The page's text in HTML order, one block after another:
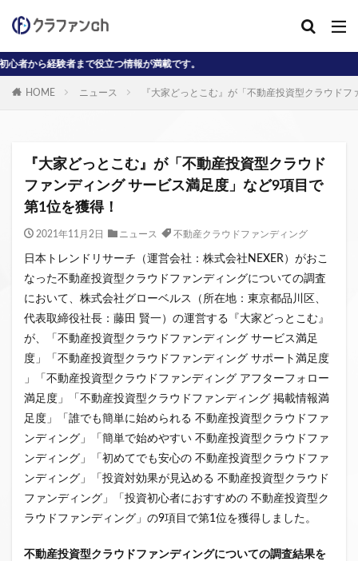
で役立つ情報が満載です。
HOME ニュース 『大家どっとこむ』が「不動産投資型クラウド
『大家どっとこむ』が「不動産投資型クラウド
ファンディング サービス満足度」など9項目で
第1位を獲得！
2021年11月2日 ニュース 不動産クラウドファンディング
日本トレンドリサーチ（運営会社：株式会社NEXER）がおこ
なった不動産投資型クラウドファンディングについての調査
において、株式会社グローベルス（所在地：東京都品川区、
代表取締役社長：藤田 賢一）の運営する『大家どっとこむ』
が、「不動産投資型クラウドファンディング サービス満足
度」「不動産投資型クラウドファンディング サポート満足度
」「不動産投資型クラウドファンディング アフターフォロー
満足度」「不動産投資型クラウドファンディング 掲載情報満
足度」「誰でも簡単に始められる 不動産投資型クラウドファ
ンディング」「簡単で始めやすい 不動産投資型クラウドファ
ンディング」「初めてでも安心の 不動産投資型クラウドファ
ンディング」「投資対効果が見込める 不動産投資型クラウド
ファンディング」「投資初心者におすすめの 不動産投資型ク
ラウドファンディング」の9項目で第1位を獲得しました。
不動産投資型クラウドファンディングについての調査結果を
カテゴリー
AD J-reit インタビュー動画
クラウドファンディングコラム
クラウファンディングコラム
デジタル証券 ニュース 不動産ST
不動産クラウドファンディング・オブ・ザ・イヤー
不動産クラウドファンディング協会 不特法
事業者向け 元本割れ 動画 匿名組合
投資家向け 用語解説 系統用蓄電池
クラウドファンディング新規参入
小規模不動産特定共同事業 事業者一覧
システム導入 業務提携 API連携 市場規模
税金 eKYC 融資型クラウドファンディング
株式投資型クラウドファンディング
不動産特定共同事業法 非投資型クラウドファンディング